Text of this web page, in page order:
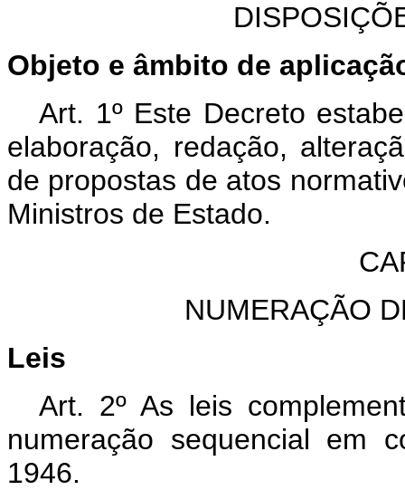
Objeto e âmbito de
Art. 1º Este Decreto
elaboração, redação,
de propostas de atos
Ministros de Estado.
NUMERAÇÃO
Leis
Art. 2º As leis
numeração sequencial em
1946.